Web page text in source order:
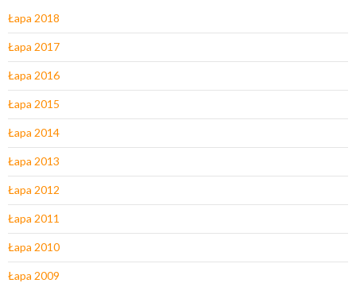
Łapa 2018
Łapa 2017
Łapa 2016
Łapa 2015
Łapa 2014
Łapa 2013
Łapa 2012
Łapa 2011
Łapa 2010
Łapa 2009